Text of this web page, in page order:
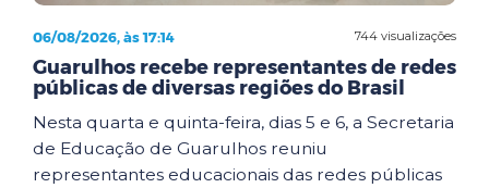
744 visualizações
06/08/2026, às 17:14
Guarulhos recebe representantes de redes
públicas de diversas regiões do Brasil
Nesta quarta e quinta-feira, dias 5 e 6, a Secretaria
de Educação de Guarulhos reuniu
representantes educacionais das redes públicas